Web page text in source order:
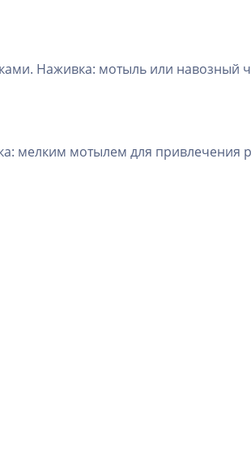
Наживка: мотыль или навозный
мелким мотылем для привлечения